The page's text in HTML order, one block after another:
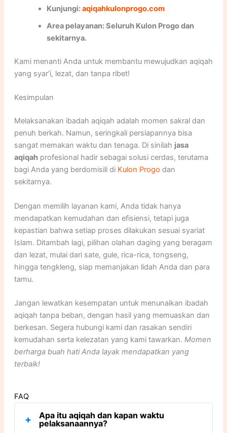
Kunjungi:aqiqahkulonprogo.com
Area pelayanan: Seluruh Kulon Progo dan
sekitarnya.
Kami menanti Anda untuk membantu mewujudkan aqiqah
yang syar’i, lezat, dan tanpa ribet!
Kesimpulan
Melaksanakan ibadah aqiqah adalah momen sakral dan
penuh berkah. Namun, seringkali persiapannya bisa
sangat memakan waktu dan tenaga. Di sinilah jasa
aqiqahprofesional hadir sebagai solusi cerdas, terutama
bagi Anda yang berdomisili di Kulon Progo dan
sekitarnya.
Dengan memilih layanan kami, Anda tidak hanya
mendapatkan kemudahan dan efisiensi, tetapi juga
kepastian bahwa setiap proses dilakukan sesuai syariat
Islam. Ditambah lagi, pilihan olahan daging yang beragam
dan lezat, mulai dari sate, gule, rica-rica, tongseng,
hingga tengkleng, siap memanjakan lidah Anda dan para
tamu.
Jangan lewatkan kesempatan untuk menunaikan ibadah
aqiqah tanpa beban, dengan hasil yang memuaskan dan
berkesan. Segera hubungi kami dan rasakan sendiri
kemudahan serta kelezatan yang kami tawarkan. Momen
berharga buah hati Anda layak mendapatkan yang
terbaik!
FAQ
Apa itu aqiqah dan kapan waktu
pelaksanaannya?
+